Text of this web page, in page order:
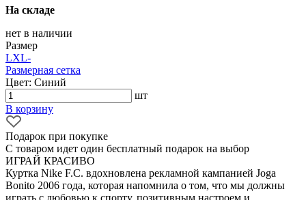
На складе
нет в наличии
Размер
LXL-
Размерная сетка
Цвет: Синий
шт
В корзину
Подарок при покупке
С товаром идет один бесплатный подарок на выбор
ИГРАЙ КРАСИВО
Куртка Nike F.C. вдохновлена рекламной кампанией Joga
Bonito 2006 года, которая напомнила о том, что мы должны
играть с любовью к спорту, позитивным настроем и